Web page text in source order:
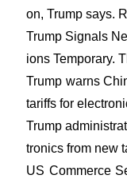
on, Trump says.
Trump Signals
ions Temporary.
Trump warns
tariffs for
Trump
tronics from new
US Commerce